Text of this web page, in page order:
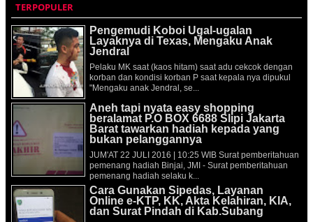
TERPOPULER
Pengemudi Koboi Ugal-ugalan
Layaknya di Texas, Mengaku Anak
Jendral
Pelaku MK saat (kaos hitam) saat adu cekcok dengan
korban dan kondisi korban P saat kepala nya dipukul
"Mengaku anak Jendral, se...
Aneh tapi nyata easy shopping
beralamat P.O BOX 6688 Slipi Jakarta
Barat tawarkan hadiah kepada yang
bukan pelanggannya
JUM'AT 22 JULI 2016 | 10:25 WIB Surat pemberitahuan
pemenang hadiah Binjai, JMI - Surat pemberitahuan
pemenang hadiah selaku k...
Cara Gunakan Sipedas, Layanan
Online e-KTP, KK, Akta Kelahiran, KIA,
dan Surat Pindah di Kab.Subang